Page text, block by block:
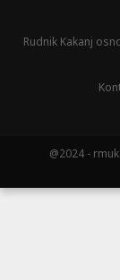
Rudnik Kakanj
@2024 -